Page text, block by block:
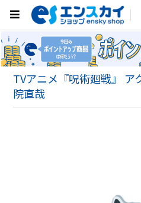
TVアニメ『呪術廻戦』
院直哉